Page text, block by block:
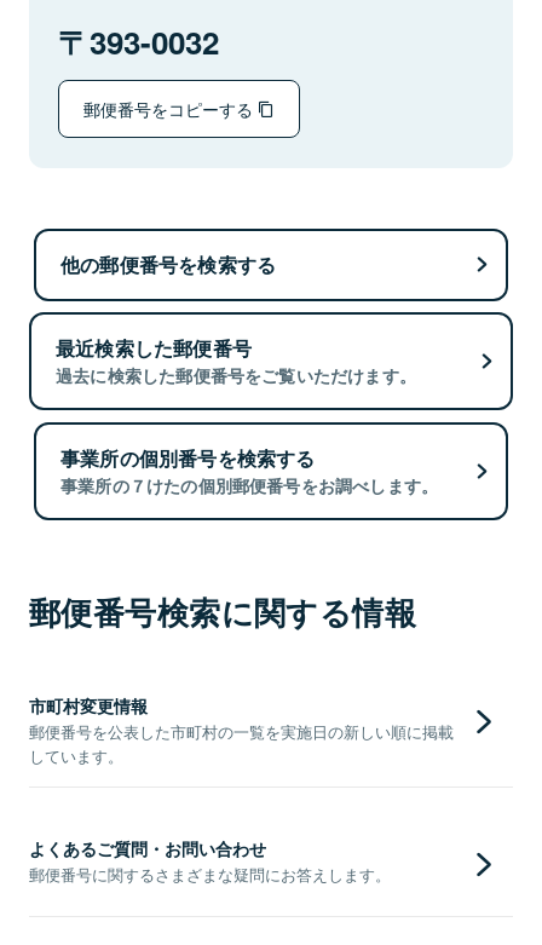
393-0032
郵便番号をコピーする
他の郵便番号を検索する
最近検索した郵便番号
過去に検索した郵便番号をご覧いただけます。
事業所の個別番号を検索する
事業所の７けたの個別郵便番号をお調べします。
郵便番号検索に関する情報
市町村変更情報
郵便番号を公表した市町村の一覧を実施日の新しい順に掲載
しています。
よくあるご質問・お問い合わせ
郵便番号に関するさまざまな疑問にお答えします。